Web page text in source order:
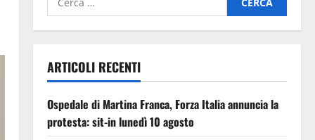
ARTICOLI RECENTI
Ospedale di Martina Franca, Forza Italia annuncia la
protesta: sit-in lunedì 10 agosto